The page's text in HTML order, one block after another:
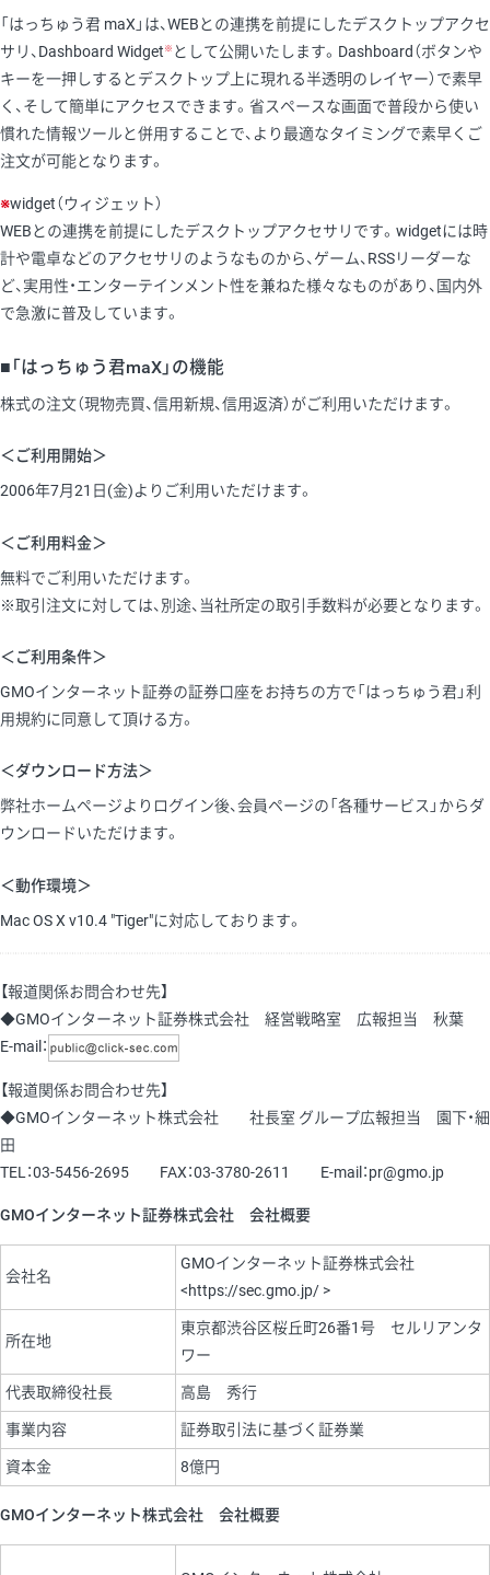
「はっちゅう君 maX」は、WEBとの連携を前提にしたデスクトップアクセ
サリ、Dashboard Widget ※ として公開いたします。Dashboard（ボタンや
キーを一押しするとデスクトップ上に現れる半透明のレイヤー）で素早
く、そして簡単にアクセスできます。省スペースな画面で普段から使い
慣れた情報ツールと併用することで、より最適なタイミングで素早くご
注文が可能となります。
※widget（ウィジェット）
WEBとの連携を前提にしたデスクトップアクセサリです。widgetには時
計や電卓などのアクセサリのようなものから、ゲーム、RSSリーダーな
ど、実用性・エンターテインメント性を兼ねた様々なものがあり、国内外
で急激に普及しています。
■「はっちゅう君maX」の機能
株式の注文（現物売買、信用新規、信用返済）がご利用いただけます。
＜ご利用開始＞
2006年7月21日(金)よりご利用いただけます。
＜ご利用料金＞
無料でご利用いただけます。
※取引注文に対しては、別途、当社所定の取引手数料が必要となります。
＜ご利用条件＞
GMOインターネット証券の証券口座をお持ちの方で「はっちゅう君」利
用規約に同意して頂ける方。
＜ダウンロード方法＞
弊社ホームページよりログイン後、会員ページの「各種サービス」からダ
ウンロードいただけます。
＜動作環境＞
Mac OS X v10.4 "Tiger"に対応しております。
【報道関係お問合わせ先】
◆GMOインターネット証券株式会社 経営戦略室 広報担当 秋葉
E-mail：
【報道関係お問合わせ先】
◆GMOインターネット株式会社 社長室 グループ広報担当 園下・細
田
TEL：03-5456-2695 FAX：03-3780-2611 E-mail：pr@gmo.jp
GMOインターネット証券株式会社 会社概要
会社名
GMOインターネット証券株式会社
<https://sec.gmo.jp/ >
所在地
東京都渋谷区桜丘町26番1号 セルリアンタ
ワー
代表取締役社長 高島 秀行
事業内容 証券取引法に基づく証券業
資本金 8億円
GMOインターネット株式会社 会社概要